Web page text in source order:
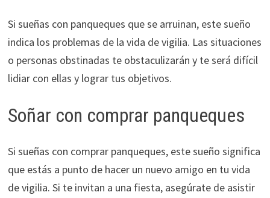
Si sueñas con panqueques que se arruinan, este sueño
indica los problemas de la vida de vigilia. Las situaciones
o personas obstinadas te obstaculizarán y te será difícil
lidiar con ellas y lograr tus objetivos.
Soñar con comprar panqueques
Si sueñas con comprar panqueques, este sueño significa
que estás a punto de hacer un nuevo amigo en tu vida
de vigilia. Si te invitan a una fiesta, asegúrate de asistir